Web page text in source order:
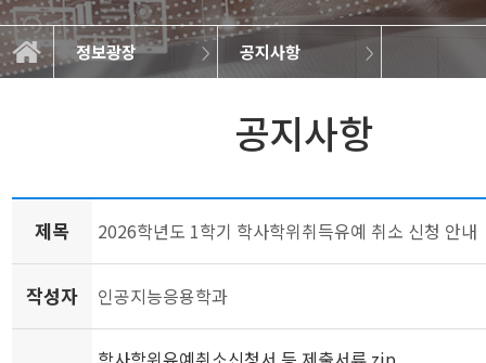
정보광장 공지사항
학과소개
교과과정
학사정보
대학원
정보광장
공지사항
학과규정
취업정보
학과뉴스
갤러리
공지사항
제목 2026학년도 1학기 학사학위취득유예 취소 신청 안내
작성자 인공지능응용학과